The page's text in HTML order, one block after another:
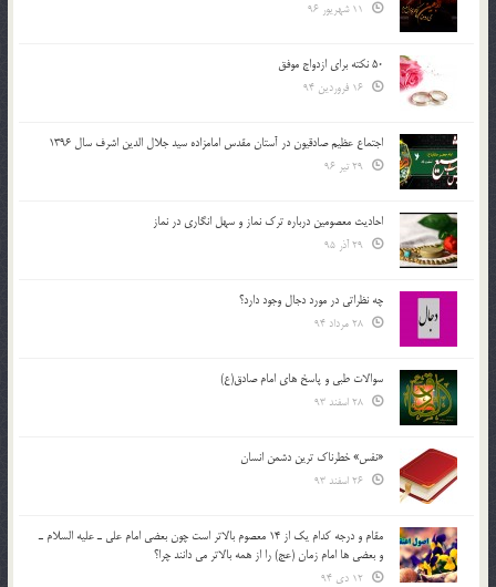
50 نکته برای ازدواج موفق
اجتماع عظیم صادقیون در آستان مقدس امامزاده سید جلال الدین اشرف سال 1396
احادیث معصومین درباره ترک نماز و سهل انگاری در نماز
چه نظراتی در مورد دجال وجود دارد؟
سوالات طبی و پاسخ های امام صادق(ع)
«نفس» خطرناک ترین دشمن انسان
مقام و درجه كدام يك از 14 معصوم بالاتر است چون بعضي امام علي ـ عليه السلام ـ
و بعضي ها امام زمان (عج) را از همه بالاتر مي دانند چرا؟